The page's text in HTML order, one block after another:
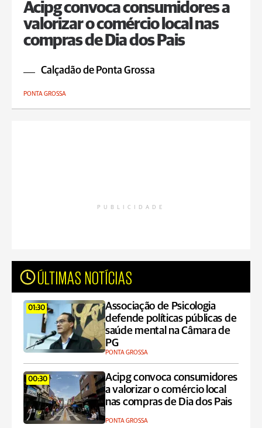
Acipg convoca consumidores a
valorizar o comércio local nas
compras de Dia dos Pais
Calçadão de Ponta Grossa
PONTA GROSSA
PUBLICIDADE
ÚLTIMAS NOTÍCIAS
01:30
Associação de Psicologia
defende políticas públicas de
saúde mental na Câmara de
PG
PONTA GROSSA
00:30
Acipg convoca consumidores
a valorizar o comércio local
nas compras de Dia dos Pais
PONTA GROSSA